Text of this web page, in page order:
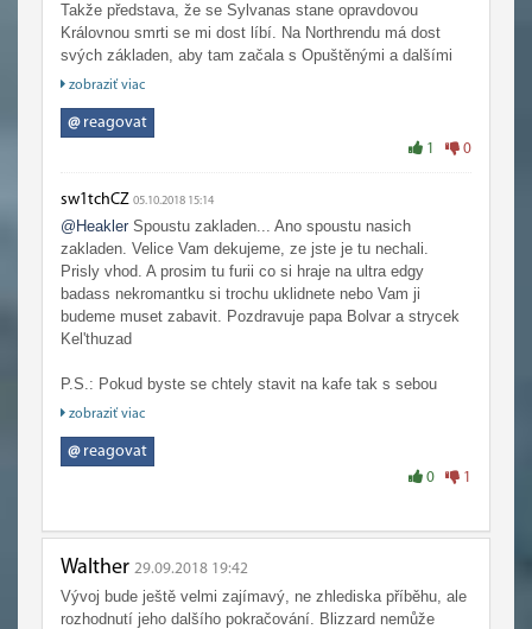
Takže představa, že se Sylvanas stane opravdovou
Královnou smrti se mi dost líbí. Na Northrendu má dost
svých základen, aby tam začala s Opuštěnými a dalšími
nemrtvými fungovat tak, jako v Lordaeronu. Takže ano, já
horoucích pekel. Do té doby ale.. For the Horde!! For the
zobraziť viac
@reagovat
1 0
sw1tchCZ 05.10.2018 15:14
@Heakler Spoustu zakladen... Ano spoustu nasich
zakladen. Velice Vam dekujeme, ze jste je tu nechali.
Prisly vhod. A prosim tu furii co si hraje na ultra edgy
badass nekromantku si trochu uklidnete nebo Vam ji
budeme muset zabavit. Pozdravuje papa Bolvar a strycek
Kel'thuzad
P.S.: Pokud byste se chtely stavit na kafe tak s sebou
nazapomente vzit Valkyry. Jejich zapujcni lhuta se blizi ke
I ty ctyri co se rozbili kdyz Vase ultra edgy queen mela
zobraziť viac
@reagovat
0 1
Walther 29.09.2018 19:42
Vývoj bude ještě velmi zajímavý, ne zhlediska příběhu, ale
rozhodnutí jeho dalšího pokračování. Blizzard nemůže